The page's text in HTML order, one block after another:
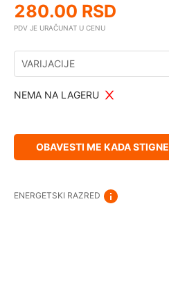
280.00 RSD
PDV JE URAČUNAT U CENU
VARIJACIJE
NEMA NA LAGERU
OBAVESTI ME KADA STIGNE
ENERGETSKI RAZRED